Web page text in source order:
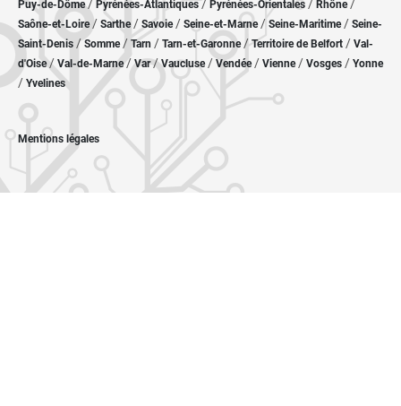
Puy-de-Dôme/ Pyrénées-Atlantiques / Pyrénées-Orientales / Rhône/
Saône-et-Loire/ Sarthe/ Savoie/ Seine-et-Marne/ Seine-Maritime/ Seine-
Saint-Denis /Somme/ Tarn / Tarn-et-Garonne/Territoire de Belfort / Val-
d'Oise/ Val-de-Marne/Var/Vaucluse/ Vendée/ Vienne/ Vosges / Yonne
/ Yvelines
Mentions légales